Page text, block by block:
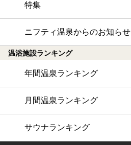
特集
ニフティ温泉からのお知らせ
温浴施設ランキング
年間温泉ランキング
月間温泉ランキング
サウナランキング